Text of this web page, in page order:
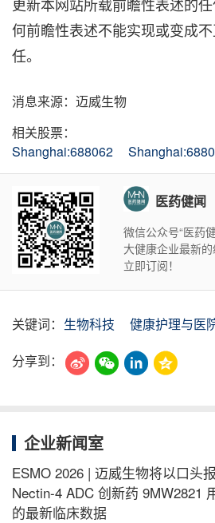
何前瞻性表述不能实现或变成
任。
消息来源：迈威生物
相关股票：
Shanghai:688062
医药健闻
微信公众号“医药
大健康企业最新的
立即订阅！
关键词： 生物科技 健康护理与医
分享到：
企业新闻室
ESMO 2026 | 迈威生物将以口头
Nectin-4 ADC 创新药 9MW2821
的最新临床数据